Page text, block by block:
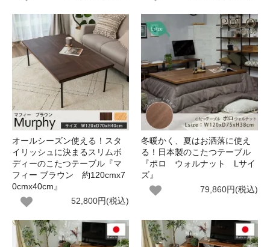
オールシーズン使える！スタ
イリッシュに決まるスリムボ
ディーのこたつテーブル『マ
フィー ブラウン 約120cmx7
0cmx40cm』
52,800円(税込)
冬暖かく、夏はお洒落に使え
る！日本製のこたつテーブル
『ポロ ウォルナット Lサイ
ズ』
79,860円(税込)